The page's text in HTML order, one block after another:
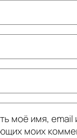
моё имя, email
моих